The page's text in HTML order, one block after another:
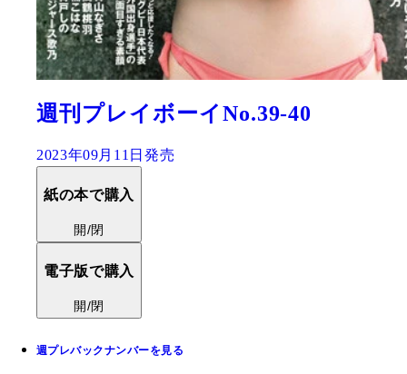
週刊プレイボーイNo.39-40
2023年09月11日発売
紙の本で購入
開/閉
電子版で購入
開/閉
週プレバックナンバーを見る